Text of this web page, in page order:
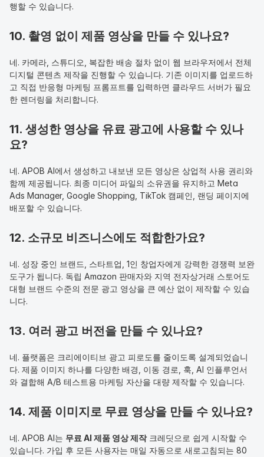
행할 수 있습니다.
10. 촬영 없이 제품 영상을 만들 수 있나요?
네. 카메라, 스튜디오, 복잡한 배송 절차 없이 웹 브라우저에서 전체
디지털 콘텐츠 제작을 진행할 수 있습니다. 기존 이미지를 업로드하
고 직접 반응형 마케팅 프롬프트를 입력하면 클라우드 서버가 필요
한 렌더링을 처리합니다.
11. 생성한 영상을 유료 광고에 사용할 수 있나
요?
네. APOB AI에서 생성하고 내보낸 모든 영상은 상업적 사용 권리와
함께 제공됩니다. 최종 미디어 파일의 소유권을 유지하고 Meta
Ads Manager, Google Shopping, TikTok 캠페인, 랜딩 페이지에
배포할 수 있습니다.
12. 소규모 비즈니스에도 적합한가요?
네. 성장 중인 브랜드, 스타트업, 1인 창업자에게 강력한 경쟁력 보완
도구가 됩니다. 독립 Amazon 판매자와 지역 전자상거래 스토어도
대형 브랜드 수준의 전문 광고 영상을 큰 예산 없이 제작할 수 있습
니다.
13. 여러 광고 버전을 만들 수 있나요?
네. 플랫폼은 크리에이티브 광고 피로도를 줄이도록 설계되었습니
다. 제품 이미지 하나를 다양한 배경, 이동 경로, 훅, AI 인플루언서
와 결합해 A/B 테스트용 마케팅 자산을 대량 제작할 수 있습니다.
14. 제품 이미지로 무료 영상을 만들 수 있나요?
네. APOB AI는 무료 AI 제품 영상 제작 크레딧으로 쉽게 시작할 수
있습니다. 가입 후 모든 사용자는 매일 자동으로 새로고침되는 80